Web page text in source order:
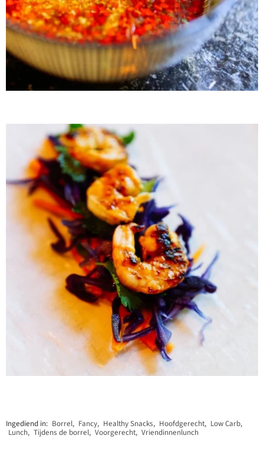
Ingediend in: Borrel, Fancy, Healthy Snacks, Hoofdgerecht, Low Carb,
Lunch, Tijdens de borrel, Voorgerecht, Vriendinnenlunch